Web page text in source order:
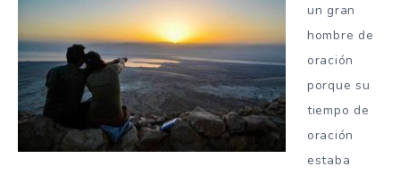
un gran
hombre de
oración
porque su
tiempo de
oración
estaba